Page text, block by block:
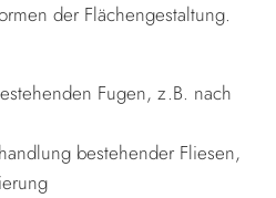
der Flächengestaltung.
Fugen, z.B. nach
bestehender Fliesen,